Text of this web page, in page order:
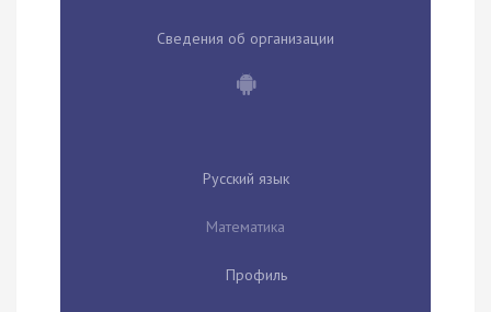
Сведения об организации
Русский язык
Математика
Профиль